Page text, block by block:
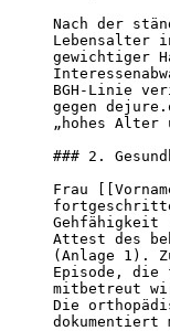
Nach der
Lebensalter
gewichtiger
BGH-Linie
gegen
„hohes Alter
### 2.
Frau
Gehfähigkeit
Attest des
(Anlage 1).
Episode,
mitbetreut
Die